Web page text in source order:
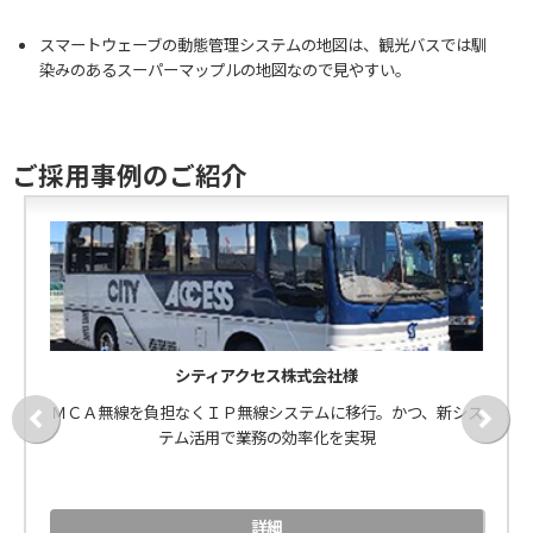
スマートウェーブの動態管理システムの地図は、観光バスでは馴
染みのあるスーパーマップルの地図なので見やすい。
ご採用事例のご紹介
シティアクセス株式会社様
ＭＣＡ無線を負担なくＩＰ無線システムに移行。かつ、新シス
テム活用で業務の効率化を実現
詳細